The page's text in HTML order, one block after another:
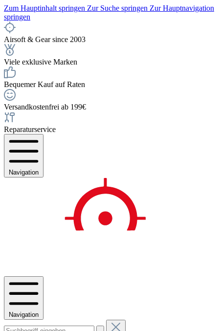
Zum Hauptinhalt springen Zur Suche springen Zur Hauptnavigation
springen
Airsoft & Gear since 2003
Viele exklusive Marken
Bequemer Kauf auf Raten
Versandkostenfrei ab 199€
Reparaturservice
Navigation
Navigation